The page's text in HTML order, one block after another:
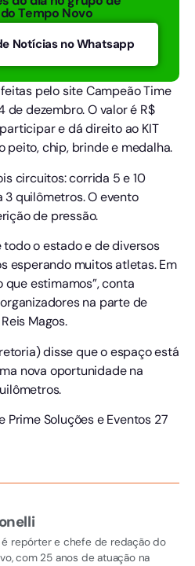
Tempo Novo
Notícias no Whatsapp
pelo site Campeão Time
de dezembro. O valor é R$
e dá direito ao KIT
peito, chip, brinde e medalha.
circuitos: corrida 5 e 10
quilômetros. O evento
de pressão.
o estado e de diversos
esperando muitos atletas. Em
estimamos”, conta
na parte de
Magos.
disse que o espaço está
nova oportunidade na
Soluções e Eventos 27
é repórter e chefe de redação do
com 25 anos de atuação na